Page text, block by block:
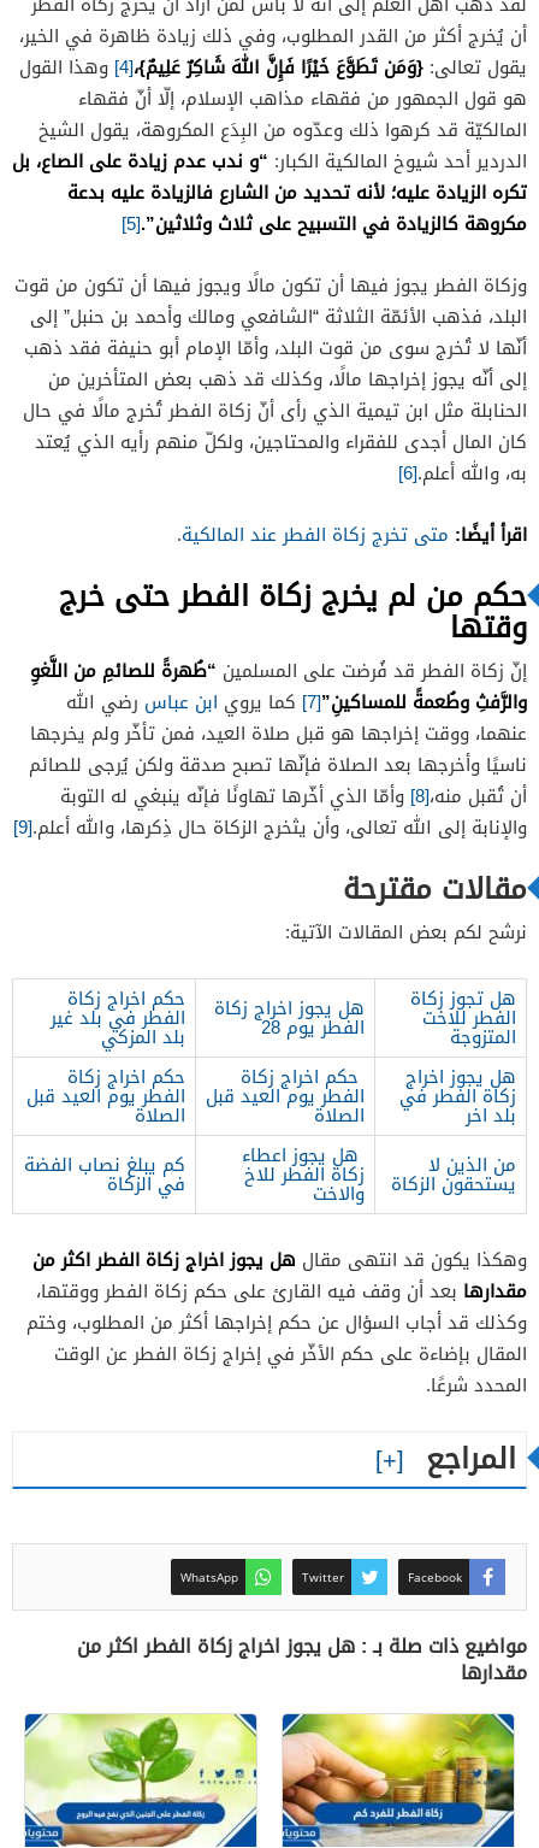
أن يُخرج أكثر من القدر المطلوب، وفي ذلك زيادة ظاهرة في الخير،
يقول تعالى: {وَمَن تَطَوَّعَ خَيْرًا فَإِنَّ اللهَ شَاكِرٌ عَلِيمٌ}،[4]
وهذا القول
هو قول الجمهور من فقهاء مذاهب الإسلام، إلّا أنّ فقهاء
المالكيّة قد كرهوا ذلك وعدّوه من البِدَع المكروهة، يقول الشيخ
الدردير أحد شيوخ المالكية الكبار: “و ندب عدم زيادة على الصاع، بل
تكره الزيادة عليه؛ لأنه تحديد من الشارع فالزيادة عليه بدعة
مكروهة كالزيادة في التسبيح على ثلاث وثلاثين”.[5]
وزكاة الفطر يجوز فيها أن تكون مالًا ويجوز فيها أن تكون من قوت
البلد، فذهب الأئمّة الثلاثة “الشافعي ومالك وأحمد بن حنبل” إلى
أنّها لا تُخرج سوى من قوت البلد، وأمّا الإمام أبو حنيفة فقد ذهب
إلى أنّه يجوز إخراجها مالًا، وكذلك قد ذهب بعض المتأخرين من
الحنابلة مثل ابن تيمية الذي رأى أنّ زكاة الفطر تُخرج مالًا في حال
كان المال أجدى للفقراء والمحتاجين، ولكلّ منهم رأيه الذي يُعتد
به، والله أعلم.[6]
اقرأ أيضًا: متى تخرج زكاة الفطر عند المالكية.
حكم من لم يخرج زكاة الفطر حتى خرج
وقتها
إنّ زكاة الفطر قد فُرضت على المسلمين “طُهرةً للصائمِ من اللَّغوِ
والرَّفثِ وطُعمةً للمساكينِ”[7] كما يروي ابن عباس رضي الله
عنهما، ووقت إخراجها هو قبل صلاة العيد، فمن تأخّر ولم يخرجها
ناسيًا وأخرجها بعد الصلاة فإنّها تصبح صدقة ولكن يُرجى للصائم
أن تُقبل منه،[8]
وأمّا الذي أخّرها تهاونًا فإنّه ينبغي له التوبة
والإنابة إلى الله تعالى، وأن يثخرج الزكاة حال ذِكرها، والله أعلم.[9]
مقالات مقترحة
نرشح لكم بعض المقالات الآتية:
هل تجوز زكاة
الفطر للاخت
المتزوجة
هل يجوز اخراج زكاة
الفطر يوم 28
حكم اخراج زكاة
الفطر في بلد غير
بلد المزكي
هل يجوز اخراج
زكاة الفطر في
بلد اخر
حكم اخراج زكاة
الفطر يوم العيد قبل
الصلاة
حكم اخراج زكاة
الفطر يوم العيد قبل
الصلاة
من الذين لا
يستحقون الزكاة
هل يجوز اعطاء
زكاة الفطر للاخ
والاخت
كم يبلغ نصاب الفضة
في الزكاة
وهكذا يكون قد انتهى مقال هل يجوز اخراج زكاة الفطر اكثر من
مقدارها بعد أن وقف فيه القارئ على حكم زكاة الفطر ووقتها،
وكذلك قد أجاب السؤال عن حكم إخراجها أكثر من المطلوب، وختم
المقال بإضاءة على حكم الأخّر في إخراج زكاة الفطر عن الوقت
المحدد شرعًا.
المراجع
Facebook
Twitter
WhatsApp
مواضيع ذات صلة بـ : هل يجوز اخراج زكاة الفطر اكثر من
مقدارها